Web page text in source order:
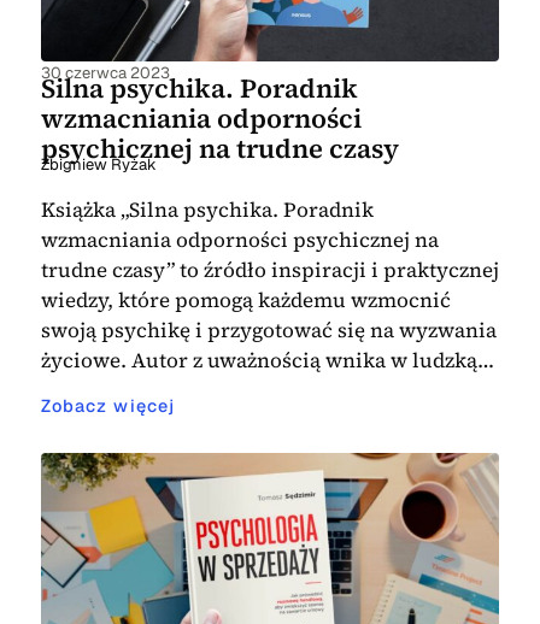
30 czerwca 2023
Silna psychika. Poradnik
wzmacniania odporności
psychicznej na trudne czasy
Zbigniew Ryżak
Książka „Silna psychika. Poradnik
wzmacniania odporności psychicznej na
trudne czasy” to źródło inspiracji i praktycznej
wiedzy, które pomogą każdemu wzmocnić
swoją psychikę i przygotować się na wyzwania
życiowe. Autor z uważnością wnika w ludzką…
Zobacz więcej